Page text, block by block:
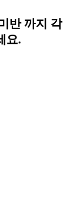
반 까지 각
요.